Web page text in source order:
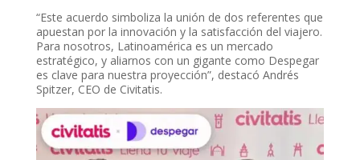
“Este acuerdo simboliza la unión de dos referentes que
apuestan por la innovación y la satisfacción del viajero.
Para nosotros, Latinoamérica es un mercado
estratégico, y aliarnos con un gigante como Despegar
es clave para nuestra proyección”, destacó Andrés
Spitzer, CEO de Civitatis.